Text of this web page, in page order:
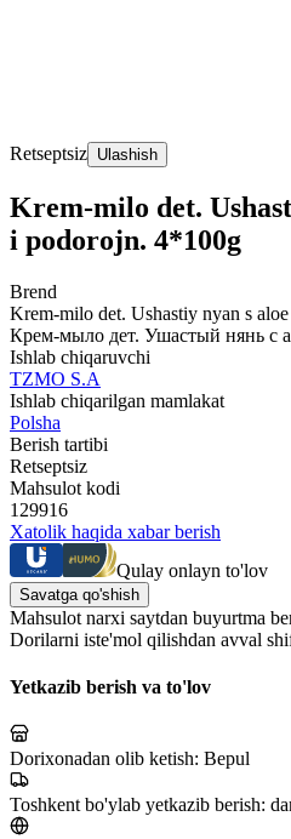
Retseptsiz Ulashish
Krem-milo det.
i podorojn. 4*100g
Brend
Krem-milo det. Ushastiy nyan s
Крем-мыло дет. Ушастый нянь с
Ishlab chiqaruvchi
TZMO S.A
Ishlab chiqarilgan mamlakat
Polsha
Berish tartibi
Retseptsiz
Mahsulot kodi
129916
Xatolik haqida xabar berish
Qulay onlayn to'lov
Savatga qo'shish
Mahsulot narxi saytdan buyurtma
Dorilarni iste'mol qilishdan avval
Yetkazib berish va to'lov
Dorixonadan olib ketish: Bepul
Toshkent bo'ylab yetkazib berish: